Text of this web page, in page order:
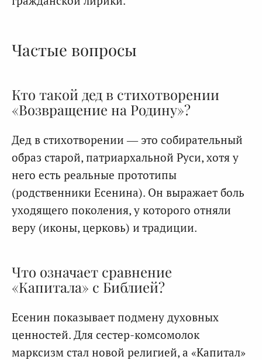
Частые вопросы
Кто такой дед в стихотворении
«Возвращение на Родину»?
Дед в стихотворении — это собирательный
образ старой, патриархальной Руси, хотя у
него есть реальные прототипы
(родственники Есенина). Он выражает боль
уходящего поколения, у которого отняли
веру (иконы, церковь) и традиции.
Что означает сравнение
«Капитала» с Библией?
Есенин показывает подмену духовных
ценностей. Для сестер-комсомолок
марксизм стал новой религией, а «Капитал»